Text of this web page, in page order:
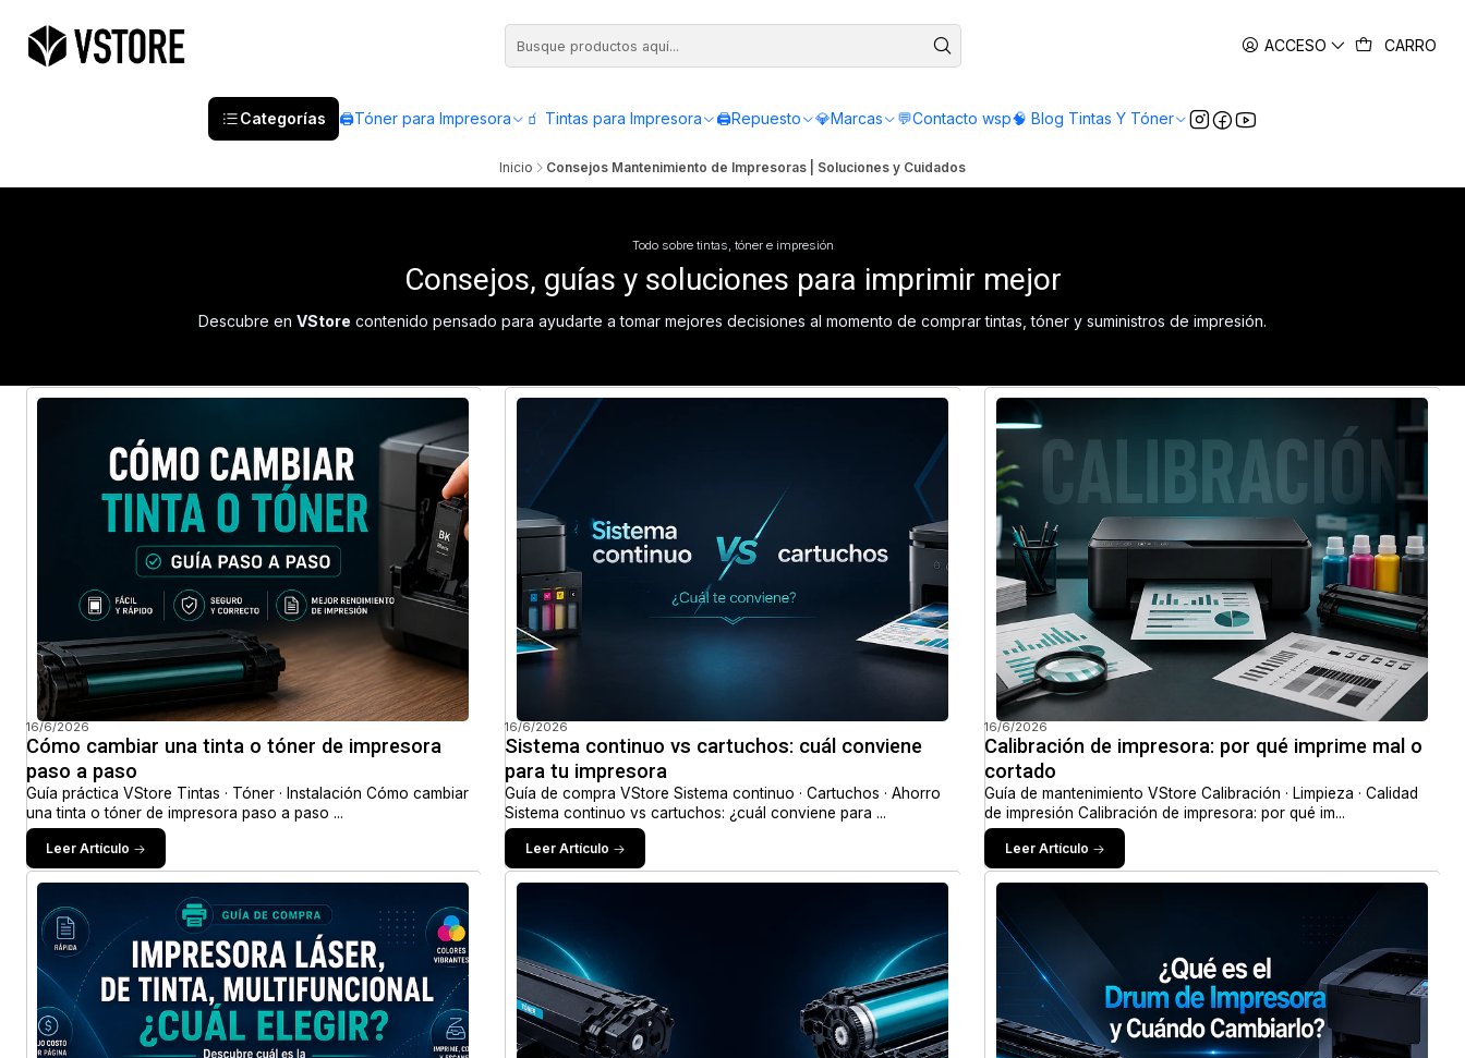
ACCESO CARRO
Categorías 🖨️Tóner para Impresora 🧃 Tintas para Impresora 🖨️Repuesto 💎Marcas 💬Contacto wsp🧠 Blog Tintas Y Tóner
Compra antes de las 12:00 y recibe el mismo día - Servicio de Lunes a Viernes
Inicio Consejos Mantenimiento de Impresoras | Soluciones y Cuidados
Todo sobre tintas, tóner e impresión
Consejos, guías y soluciones para imprimir mejor
Descubre en VStore contenido pensado para ayudarte a tomar mejores decisiones al momento de comprar tintas, tóner y suministros de impresión.
16/6/2026
Cómo cambiar una tinta o tóner de impresora
paso a paso
Guía práctica VStore Tintas · Tóner · Instalación Cómo cambiar
una tinta o tóner de impresora paso a paso ...
Leer Artículo
16/6/2026
Sistema continuo vs cartuchos: cuál conviene
para tu impresora
Guía de compra VStore Sistema continuo · Cartuchos · Ahorro
Sistema continuo vs cartuchos: ¿cuál conviene para ...
Leer Artículo
16/6/2026
Calibración de impresora: por qué imprime mal o
cortado
Guía de mantenimiento VStore Calibración · Limpieza · Calidad
de impresión Calibración de impresora: por qué im...
Leer Artículo